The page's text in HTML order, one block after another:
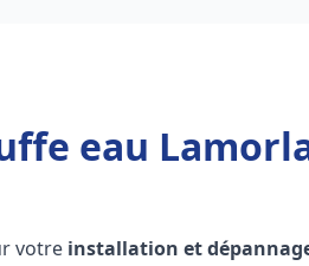
eau
votre installation et